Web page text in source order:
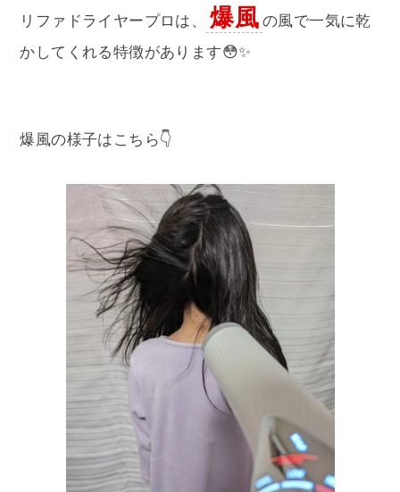
リファドライヤープロは、 爆風 の風で一気に乾
かしてくれる特徴があります😳✨
爆風の様子はこちら👇